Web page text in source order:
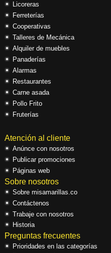
Licoreras
Ferreterías
Cooperativas
Talleres de Mecánica
Alquiler de muebles
Panaderías
Alarmas
Restaurantes
Carne asada
Pollo Frito
Fruterías
Atención al cliente
Anúnce con nosotros
Publicar promociones
Páginas web
Sobre nosotros
Sobre misamarillas.co
Contáctenos
Trabaje con nosotros
Historia
Preguntas frecuentes
Prioridades en las categorías